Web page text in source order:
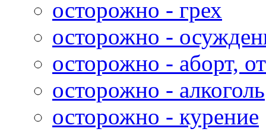
осторожно - грех
осторожно -
осторожно - аборт,
осторожно - алкоголь
осторожно - курение